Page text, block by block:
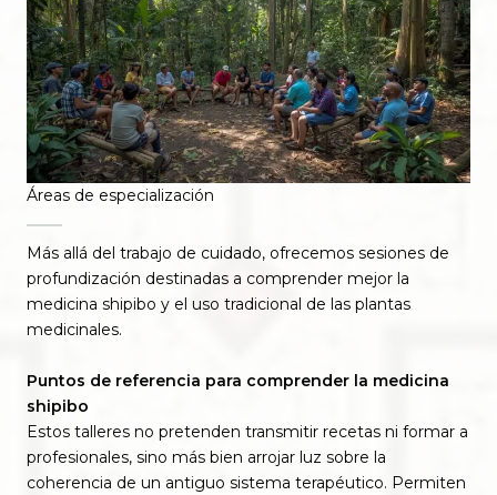
Áreas de especialización
Más allá del trabajo de cuidado, ofrecemos sesiones de
profundización destinadas a comprender mejor la
medicina shipibo y el uso tradicional de las plantas
medicinales.
Puntos de referencia para comprender la medicina
shipibo
Estos talleres no pretenden transmitir recetas ni formar a
profesionales, sino más bien arrojar luz sobre la
coherencia de un antiguo sistema terapéutico. Permiten